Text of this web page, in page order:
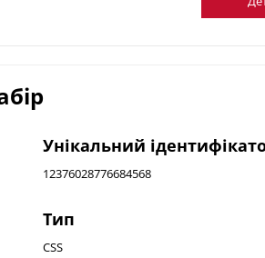
Унікальний
12376028776684568
Тип
CSS